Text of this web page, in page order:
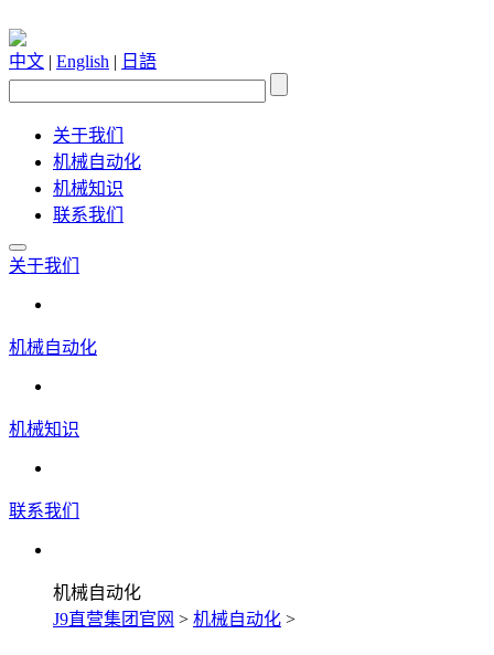
中文 | English | 日語
关于我们
机械自动化
机械知识
联系我们
关于我们
机械自动化
机械知识
联系我们
机械自动化
J9直营集团官网 > 机械自动化 >